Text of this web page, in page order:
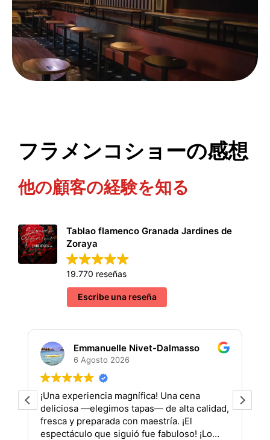
フラメンコショーの感想
他の顧客の経験を知る
Tablao flamenco Granada Jardines de
Zoraya
19.770 reseñas
Escribe una reseña
Emmanuelle Nivet-Dalmasso
6 Agosto 2026
¡Una experiencia magnífica! Una cena
deliciosa —elegimos tapas— de alta calidad,
fresca y preparada con maestría. ¡El
espectáculo que siguió fue fabuloso! ¡Lo